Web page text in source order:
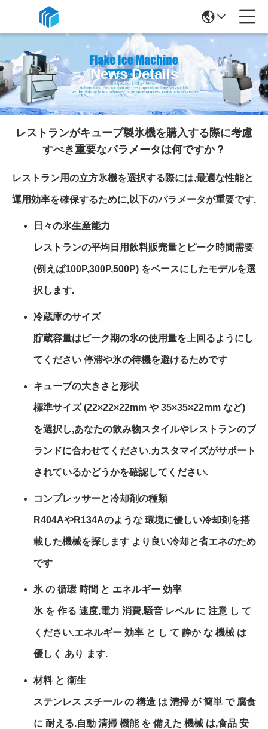
News Details
レストランがキューブ製氷機を購入する際に考慮
すべき重要なパラメータは何ですか？
レストラン用の立方氷機を選択する際には,最適な性能と
運用効率を確保するために,以下のパラメータが重要です.
日々の氷生産能力
レストランの平均日用飲料販売量とピーク時間需要
(例えば100P,300P,500P) をベースにしたモデルを選
択します.
冷蔵庫のサイズ
貯蔵容量はピーク期の氷の使用量を上回るようにし
てください 停滞や氷の待機を避けるためです
キューブの大きさと形状
標準サイズ (22×22×22mm や 35×35×22mm など)
を選択し,あなたの飲み物スタイルやレストランのブ
ランドに合わせてください.カスタマイズがサポート
されているかどうかを確認してください.
コンプレッサーと冷却剤の種類
R404AやR134Aのような 環境に優しい冷却剤を搭
載した機械を探します より良い冷却と省エネのため
です
氷 の 循環 時間 と エネルギー 効率
氷 を 作る 速度,電力 消費,騒音 レベル に 注意 し て
ください.エネルギー 効率 と し て 静か な 機械 は
優しく あり ます.
材料 と 衛生
ステンレス スチール の 構造 は 清掃 が 簡単 で 腐食
に 耐える.自動 清掃 機能 を 備えた 機械 は,食品 安